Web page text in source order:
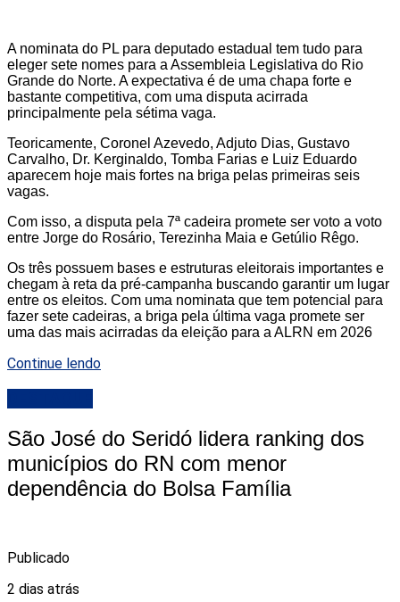
A nominata do PL para deputado estadual tem tudo para
eleger sete nomes para a Assembleia Legislativa do Rio
Grande do Norte. A expectativa é de uma chapa forte e
bastante competitiva, com uma disputa acirrada
principalmente pela sétima vaga.
Teoricamente, Coronel Azevedo, Adjuto Dias, Gustavo
Carvalho, Dr. Kerginaldo, Tomba Farias e Luiz Eduardo
aparecem hoje mais fortes na briga pelas primeiras seis
vagas.
Com isso, a disputa pela 7ª cadeira promete ser voto a voto
entre Jorge do Rosário, Terezinha Maia e Getúlio Rêgo.
Os três possuem bases e estruturas eleitorais importantes e
chegam à reta da pré-campanha buscando garantir um lugar
entre os eleitos. Com uma nominata que tem potencial para
fazer sete cadeiras, a briga pela última vaga promete ser
uma das mais acirradas da eleição para a ALRN em 2026
Continue lendo
São José do Seridó lidera ranking dos
municípios do RN com menor
dependência do Bolsa Família
Publicado
2 dias atrás